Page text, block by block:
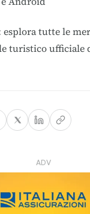
esplora tutte le
turistico ufficiale
ADV